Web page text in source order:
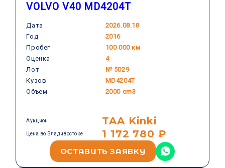
VOLVO V40 MD4204T
Дата
2026.08.18
Год
2016
Пробег
100 000 км
Оценка
4
Лот
№ 5029
Кузов
MD4204T
Объем
2000 cm3
VOLVO
TAA Kinki
Аукцион
1 172 780 ₽
Цена во Владивостоке
ОСТАВИТЬ ЗАЯВКУ